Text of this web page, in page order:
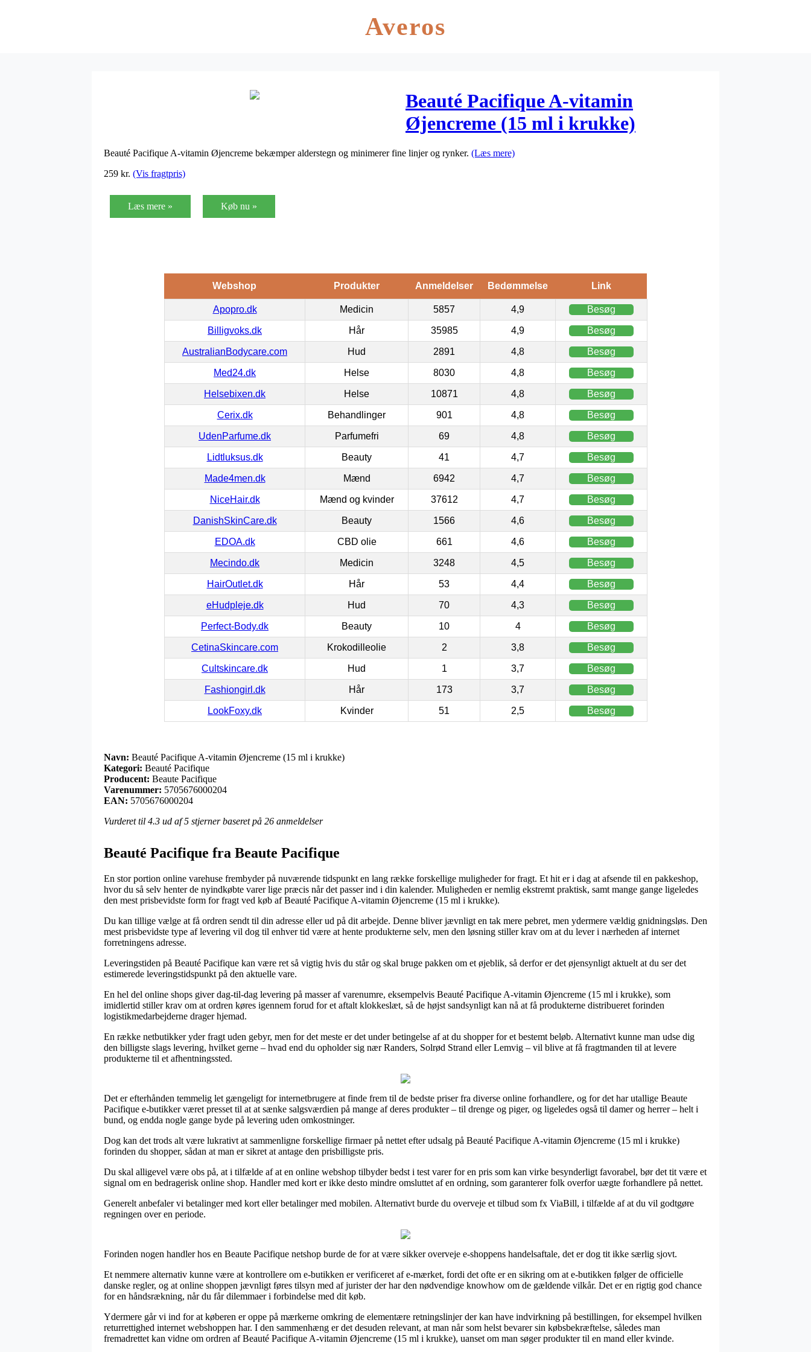
Averos
Beauté Pacifique A-vitamin
Øjencreme (15 ml i krukke)
Beauté Pacifique A-vitamin Øjencreme bekæmper alderstegn og minimerer fine linjer og rynker. (Læs mere)
259 kr. (Vis fragtpris)
Læs mere » Køb nu »
Webshop Produkter Anmeldelser Bedømmelse Link
Apopro.dk Medicin 5857 4,9 Besøg
Billigvoks.dk Hår 35985 4,9 Besøg
AustralianBodycare.com Hud 2891 4,8 Besøg
Med24.dk Helse 8030 4,8 Besøg
Helsebixen.dk Helse 10871 4,8 Besøg
Cerix.dk Behandlinger 901 4,8 Besøg
UdenParfume.dk Parfumefri 69 4,8 Besøg
Lidtluksus.dk Beauty 41 4,7 Besøg
Made4men.dk Mænd 6942 4,7 Besøg
NiceHair.dk Mænd og kvinder 37612 4,7 Besøg
DanishSkinCare.dk Beauty 1566 4,6 Besøg
EDOA.dk CBD olie 661 4,6 Besøg
Mecindo.dk Medicin 3248 4,5 Besøg
HairOutlet.dk Hår 53 4,4 Besøg
eHudpleje.dk Hud 70 4,3 Besøg
Perfect-Body.dk Beauty 10 4 Besøg
CetinaSkincare.com Krokodilleolie 2 3,8 Besøg
Cultskincare.dk Hud 1 3,7 Besøg
Fashiongirl.dk Hår 173 3,7 Besøg
LookFoxy.dk Kvinder 51 2,5 Besøg
Navn: Beauté Pacifique A-vitamin Øjencreme (15 ml i krukke)
Kategori: Beauté Pacifique
Producent: Beaute Pacifique
Varenummer: 5705676000204
EAN: 5705676000204
Vurderet til 4.3 ud af 5 stjerner baseret på 26 anmeldelser
Beauté Pacifique fra Beaute Pacifique
En stor portion online varehuse frembyder på nuværende tidspunkt en lang række forskellige muligheder for fragt. Et hit er i dag at afsende til en pakkeshop,
hvor du så selv henter de nyindkøbte varer lige præcis når det passer ind i din kalender. Muligheden er nemlig ekstremt praktisk, samt mange gange ligeledes
den mest prisbevidste form for fragt ved køb af Beauté Pacifique A-vitamin Øjencreme (15 ml i krukke).
Du kan tillige vælge at få ordren sendt til din adresse eller ud på dit arbejde. Denne bliver jævnligt en tak mere pebret, men ydermere vældig gnidningsløs. Den
mest prisbevidste type af levering vil dog til enhver tid være at hente produkterne selv, men den løsning stiller krav om at du lever i nærheden af internet
forretningens adresse.
Leveringstiden på Beauté Pacifique kan være ret så vigtig hvis du står og skal bruge pakken om et øjeblik, så derfor er det øjensynligt aktuelt at du ser det
estimerede leveringstidspunkt på den aktuelle vare.
En hel del online shops giver dag-til-dag levering på masser af varenumre, eksempelvis Beauté Pacifique A-vitamin Øjencreme (15 ml i krukke), som
imidlertid stiller krav om at ordren køres igennem forud for et aftalt klokkeslæt, så de højst sandsynligt kan nå at få produkterne distribueret forinden
logistikmedarbejderne drager hjemad.
En række netbutikker yder fragt uden gebyr, men for det meste er det under betingelse af at du shopper for et bestemt beløb. Alternativt kunne man udse dig
den billigste slags levering, hvilket gerne – hvad end du opholder sig nær Randers, Solrød Strand eller Lemvig – vil blive at få fragtmanden til at levere
produkterne til et afhentningssted.
Det er efterhånden temmelig let gængeligt for internetbrugere at finde frem til de bedste priser fra diverse online forhandlere, og for det har utallige Beaute
Pacifique e-butikker været presset til at at sænke salgsværdien på mange af deres produkter – til drenge og piger, og ligeledes også til damer og herrer – helt i
bund, og endda nogle gange byde på levering uden omkostninger.
Dog kan det trods alt være lukrativt at sammenligne forskellige firmaer på nettet efter udsalg på Beauté Pacifique A-vitamin Øjencreme (15 ml i krukke)
forinden du shopper, sådan at man er sikret at antage den prisbilligste pris.
Du skal alligevel være obs på, at i tilfælde af at en online webshop tilbyder bedst i test varer for en pris som kan virke besynderligt favorabel, bør det tit være et
signal om en bedragerisk online shop. Handler med kort er ikke desto mindre omsluttet af en ordning, som garanterer folk overfor uægte forhandlere på nettet.
Generelt anbefaler vi betalinger med kort eller betalinger med mobilen. Alternativt burde du overveje et tilbud som fx ViaBill, i tilfælde af at du vil godtgøre
regningen over en periode.
Forinden nogen handler hos en Beaute Pacifique netshop burde de for at være sikker overveje e-shoppens handelsaftale, det er dog tit ikke særlig sjovt.
Et nemmere alternativ kunne være at kontrollere om e-butikken er verificeret af e-mærket, fordi det ofte er en sikring om at e-butikken følger de officielle
danske regler, og at online shoppen jævnligt føres tilsyn med af jurister der har den nødvendige knowhow om de gældende vilkår. Det er en rigtig god chance
for en håndsrækning, når du får dilemmaer i forbindelse med dit køb.
Ydermere går vi ind for at køberen er oppe på mærkerne omkring de elementære retningslinjer der kan have indvirkning på bestillingen, for eksempel hvilken
returrettighed internet webshoppen har. I den sammenhæng er det desuden relevant, at man når som helst bevarer sin købsbekræftelse, således man
fremadrettet kan vidne om ordren af Beauté Pacifique A-vitamin Øjencreme (15 ml i krukke), uanset om man søger produkter til en mand eller kvinde.